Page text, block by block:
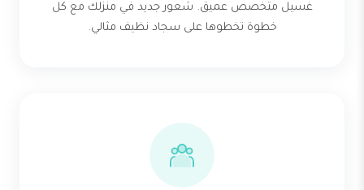
غسيل متخصص عميق. شعور جديد في منزلك مع كل
خطوة تخطوها على سجاد نظيف مثالي.